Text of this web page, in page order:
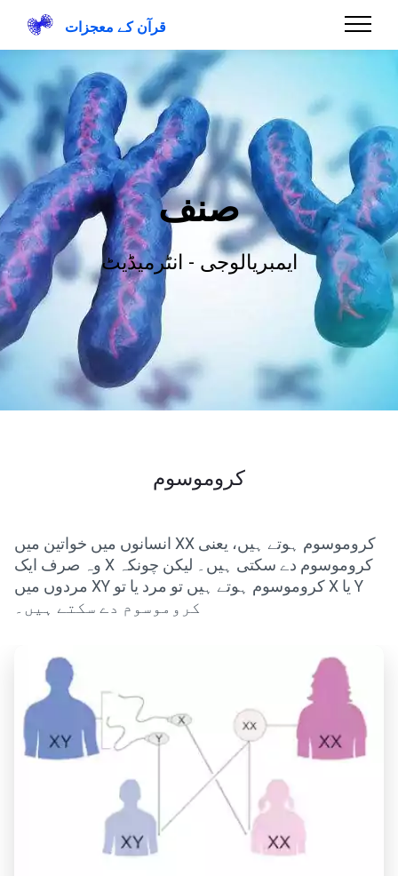
قرآن کے معجزات
صنف
ایمبریالوجی - انٹرمیڈیٹ
کروموسوم
انسانوں میں خواتین میں XX کروموسوم ہوتے ہیں، یعنی
وہ صرف ایک X کروموسوم دے سکتی ہیں۔ لیکن چونکہ
مردوں میں XY کروموسوم ہوتے ہیں تو مرد یا تو X یا Y
کروموسوم دے سکتے ہیں۔